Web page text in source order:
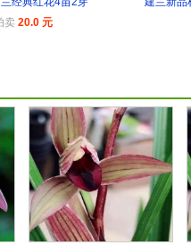
卖 20.0 元